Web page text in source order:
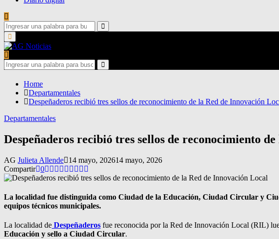
Search
for:
Search
Primary
Menu
Search
for:
Search
Home
Departamentales
Despeñaderos recibió tres sellos de reconocimiento de la Red de Innovación
Departamentales
Despeñaderos recibió tres sellos de reconocimiento
AG Julieta Allende 14 mayo, 202614 mayo, 2026
Compartir 0
La localidad fue distinguida como Ciudad de la Educación, Ciudad Circular y
equipos técnicos municipales.
La localidad de Despeñaderos fue reconocida por la Red de Innovación Local (RIL)
Educación y sello a Ciudad Circular.